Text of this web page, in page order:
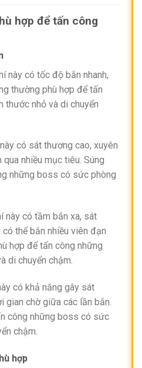
hợp để tấn công
này có tốc độ bắn nhanh,
thường phù hợp để tấn
thước nhỏ và di chuyển
có sát thương cao, xuyên
nhiều mục tiêu. Súng
những boss có sức phòng
này có tầm bắn xa, sát
thể bắn nhiều viên đạn
hợp để tấn công những
di chuyển chậm.
có khả năng gây sát
gian chờ giữa các lần bắn.
công những boss có sức
chậm.
hợp